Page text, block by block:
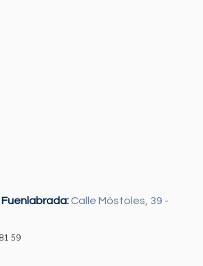
Calle Móstoles, 39 -
59